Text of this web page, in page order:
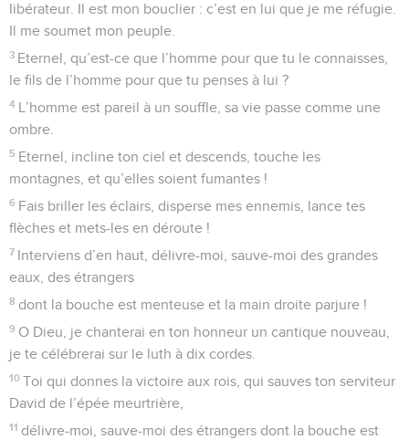
libérateur. Il est mon bouclier : c’est en lui que je me réfugie.
Il me soumet mon peuple.
3 Eternel, qu’est-ce que l’homme pour que tu le connaisses,
le fils de l’homme pour que tu penses à lui ?
4 L’homme est pareil à un souffle, sa vie passe comme une
ombre.
5 Eternel, incline ton ciel et descends, touche les
montagnes, et qu’elles soient fumantes !
6 Fais briller les éclairs, disperse mes ennemis, lance tes
flèches et mets-les en déroute !
7 Interviens d’en haut, délivre-moi, sauve-moi des grandes
eaux, des étrangers
8 dont la bouche est menteuse et la main droite parjure !
9 O Dieu, je chanterai en ton honneur un cantique nouveau,
je te célébrerai sur le luth à dix cordes.
10 Toi qui donnes la victoire aux rois, qui sauves ton serviteur
David de l’épée meurtrière,
11 délivre-moi, sauve-moi des étrangers dont la bouche est